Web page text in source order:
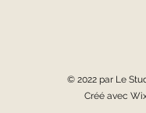
© 2022 par Le
Créé avec